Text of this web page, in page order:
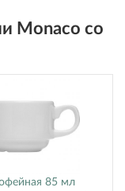
Monaco со
85 мл